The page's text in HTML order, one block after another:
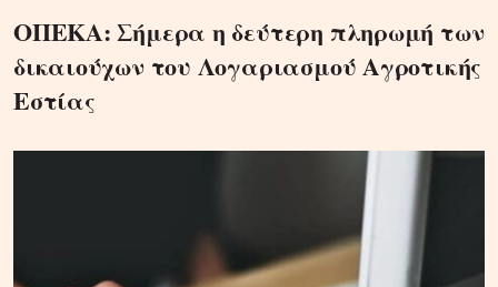
ΟΠΕΚΑ: Σήμερα η δεύτερη πληρωμή των
δικαιούχων του Λογαριασμού Αγροτικής
Εστίας